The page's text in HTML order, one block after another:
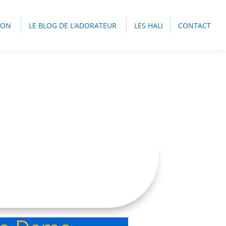
LE BLOG DE L’ADORATEUR LES HALI CONTACT